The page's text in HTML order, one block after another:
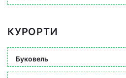
КУРОРТИ
Буковель